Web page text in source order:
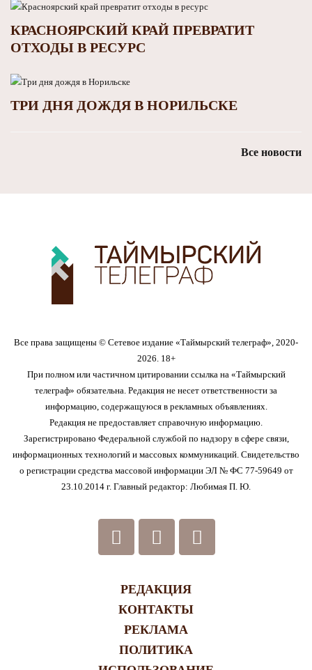
КРАСНОЯРСКИЙ КРАЙ ПРЕВРАТИТ
ОТХОДЫ В РЕСУРС
ТРИ ДНЯ ДОЖДЯ В НОРИЛЬСКЕ
Все новости
Все права защищены © Сетевое издание «Таймырский телеграф», 2020-
2026. 18+
При полном или частичном цитировании ссылка на «Таймырский
телеграф» обязательна. Редакция не несет ответственности за
информацию, содержащуюся в рекламных объявлениях.
Редакция не предоставляет справочную информацию.
Зарегистрировано Федеральной службой по надзору в сфере связи,
информационных технологий и массовых коммуникаций. Свидетельство
о регистрации средства массовой информации ЭЛ № ФС 77-59649 от
23.10.2014 г. Главный редактор: Любимая П. Ю.
РЕДАКЦИЯ
КОНТАКТЫ
РЕКЛАМА
ПОЛИТИКА